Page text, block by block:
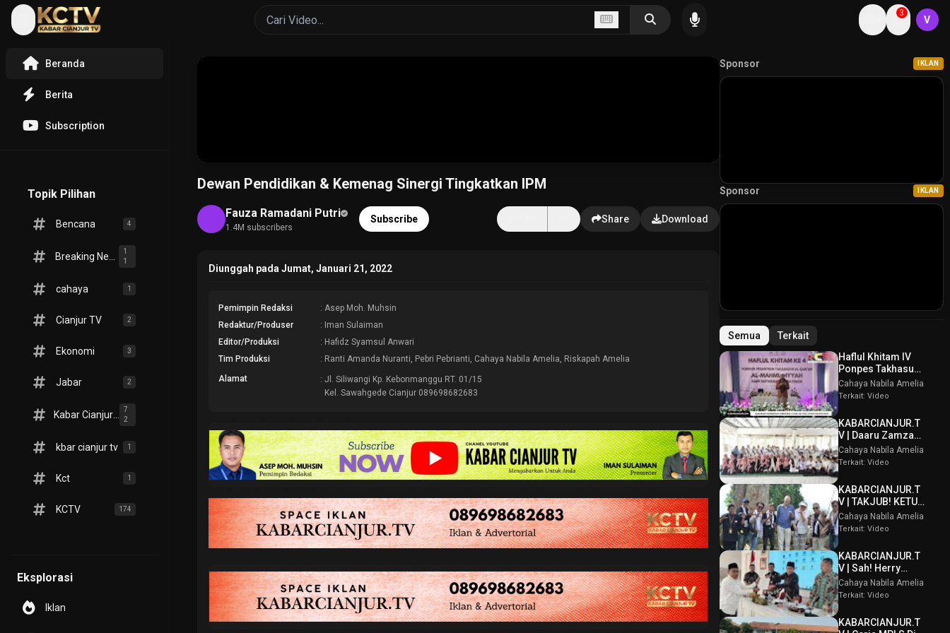
3
V
Beranda
Berita
Subscription
Topik Pilihan
Bencana 4
1
1
cahaya 1
Cianjur TV 2
Ekonomi 3
Jabar 2
Kabar Cianjur TV
7
2
kbar cianjur tv 1
Kct 1
KCTV 174
Eksplorasi
Iklan
Dewan Pendidikan & Kemenag Sinergi Tingkatkan IPM
Fauza Ramadani Putri
1.4M subscribers
Subscribe Share Download
Diunggah pada Jumat, Januari 21, 2022
Pemimpin Redaksi
: Asep Moh. Muhsin
Redaktur/Produser
: Iman Sulaiman
Editor/Produksi
: Hafidz Syamsul Anwari
Tim Produksi
: Ranti Amanda Nuranti, Pebri Pebrianti, Cahaya Nabila Amelia, Riskapah Amelia
Alamat
: Jl. Siliwangi Kp. Kebonmanggu RT. 01/15
Kel. Sawahgede Cianjur 089698682683
Sponsor IKLAN
Sponsor IKLAN
Semua
Terkait
Haflul Khitam IV
Ponpes Takhasus
Al Qur’an Al
Mahmudiyyah Bani
Assatinem
Campaka
Cahaya Nabila Amelia
Terkait: Video
KABARCIANJUR.T
V | Daaru Zamzam
Berbagi
Kebahagiaan &
Sambut Muharram
1448 H
Cahaya Nabila Amelia
Terkait: Video
KABARCIANJUR.T
V | TAKJUB! KETUM
PPBI AKUI
POTENSI BATU
Cahaya Nabila Amelia
Terkait: Video
KABARCIANJUR.T
V | Sah! Herry
Wirawan Terpilih
Aklamasi Musda
Cianjur
Cahaya Nabila Amelia
Terkait: Video
KABARCIANJUR.T